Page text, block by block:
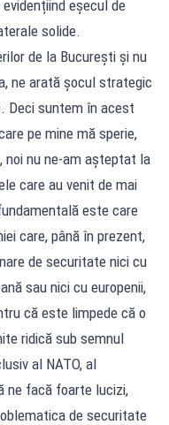
eșecul de
solide.
de la București și nu
ne arată șocul strategic
Deci suntem în acest
pe mine mă sperie,
noi nu ne-am așteptat la
care au venit de mai
este care
care, până în prezent,
de securitate nici cu
sau nici cu europenii,
că este limpede că o
ridică sub semnul
al NATO, al
ne facă foarte lucizi,
de securitate